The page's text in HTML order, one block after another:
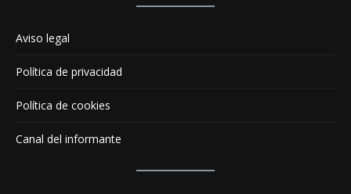
Aviso legal
Política de privacidad
Política de cookies
Canal del informante